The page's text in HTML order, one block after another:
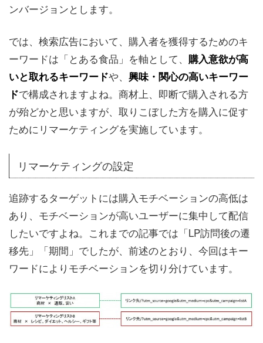
ンバージョンとします。
では、検索広告において、購入者を獲得するためのキ
ーワードは「とある食品」を軸として、 購入意欲が高
いと取れるキーワードや、 興味・関心の高いキーワー
ドで構成されますよね。商材上、即断で購入される方
が殆どかと思いますが、取りこぼした方を購入に促す
ためにリマーケティングを実施しています。
リマーケティングの設定
追跡するターゲットには購入モチベーションの高低は
あり、モチベーションが高いユーザーに集中して配信
したいですよね。これまでの記事では「LP訪問後の遷
移先」「期間」でしたが、前述のとおり、今回はキー
ワードによりモチベーションを切り分けています。